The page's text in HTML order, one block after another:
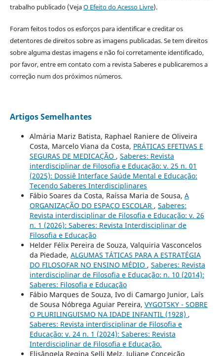
trabalho publicado (VejaO Efeito do Acesso Livre).
Foram feitos todos os esforços para identificar e creditar os
detentores de direitos sobre as imagens publicadas. Se tem direitos
sobre alguma destas imagens e não foi corretamente identificado,
por favor, entre em contato com a revista Saberes e publicaremos a
correção num dos próximos números.
Artigos Semelhantes
Almária Mariz Batista, Raphael Raniere de Oliveira
Costa, Marcelo Viana da Costa, PRÁTICAS EFETIVAS E
SEGURAS DE MEDICAÇÃO , Saberes: Revista
interdisciplinar de Filosofia e Educação: v. 25 n. 01
(2025): Dossiê Interface Saúde Mental e Educação:
Tecendo Saberes Interdisciplinares
Fábio Soares da Costa, Raíssa Maria de Sousa, A
ORGANIZAÇÃO DO ESPAÇO ESCOLAR , Saberes:
Revista interdisciplinar de Filosofia e Educação: v. 26
n. 1 (2026): Saberes: Revista Interdisciplinar de
Filosofia e Educação
Helder Félix Pereira de Souza, Valquiria Vasconcelos
da Piedade, ALGUMAS TÁTICAS PARA A ESTRATÉGIA
DO FILOSOFAR NO ENSINO MÉDIO , Saberes: Revista
interdisciplinar de Filosofia e Educação: n. 10 (2014):
Saberes: Filosofia e Educação
Fábio Marques de Souza, Ivo di Camargo Junior, Laís
de Sousa Nóbrega Aguiar Pereira, VYGOTSKY - SOBRE
O PLURILINGUISMO NA IDADE INFANTIL (1928) ,
Saberes: Revista interdisciplinar de Filosofia e
Educação: v. 24 n. 1 (2024): Saberes: Revista
Interdisciplinar de Filosofia e Educação.
Elisângela Regina Selli Melz, Juliane Conceição